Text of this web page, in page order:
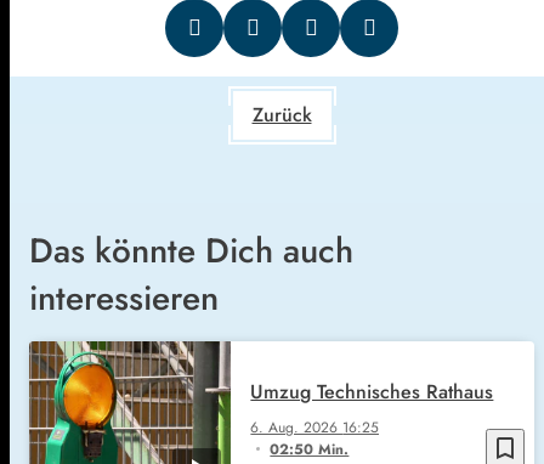
Zurück
Das könnte Dich auch
interessieren
bookmark_border
6. Aug. 2026 16:25
02:50 Min.
Umzug Technisches Rathaus